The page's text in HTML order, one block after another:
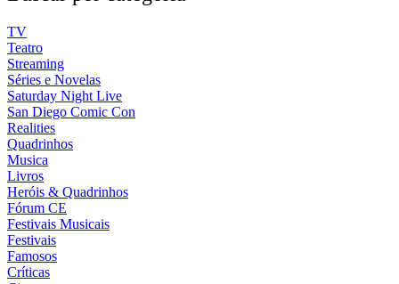
TV
Teatro
Streaming
Séries e Novelas
Saturday Night Live
San Diego Comic Con
Realities
Quadrinhos
Musica
Livros
Heróis & Quadrinhos
Fórum CE
Festivais Musicais
Festivais
Famosos
Críticas